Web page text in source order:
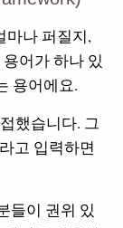
마나 퍼질지,
어가 하나 있
용어에요.
했습니다. 그
고 입력하면
들이 권위 있